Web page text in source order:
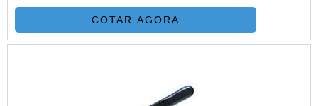
comprimido que tem de vencer o torque da
válvula mais a força das molas. Quanto mais
as molas de ar comprimido necessitará
do atuador pneumático simples açãoO
COTAR AGORA